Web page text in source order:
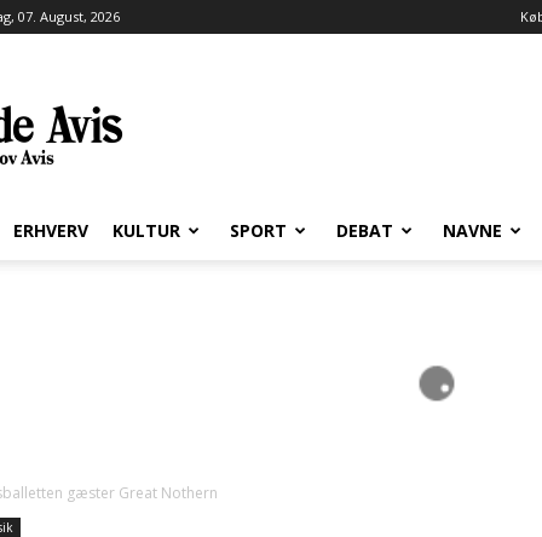
07. August, 2026
ERHVERV KULTUR SPORT DEBAT NAVNE
gæster Great Nothern